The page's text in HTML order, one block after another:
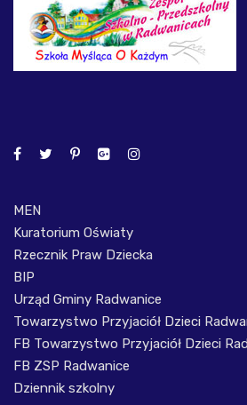
MEN
Kuratorium Oświaty
Rzecznik Praw Dziecka
BIP
Urząd Gminy Radwanice
Towarzystwo Przyjaciół Dzieci
FB Towarzystwo Przyjaciół Dzieci
FB ZSP Radwanice
Dziennik szkolny